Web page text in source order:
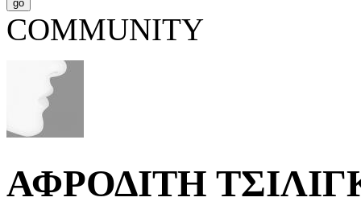
COMMUNITY
ΑΦΡΟΔΙΤΗ